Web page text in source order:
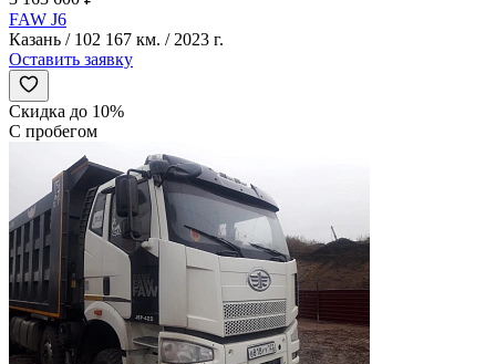
FAW J6
Казань / 102 167 км. / 2023 г.
Оставить заявку
Скидка до 10%
С пробегом